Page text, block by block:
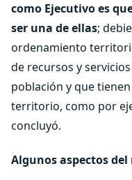
como Ejecutivo es
ser una de ellas;
ordenamiento
de recursos y
población y que
territorio, como por
concluyó.
Algunos aspectos